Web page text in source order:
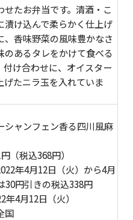
せたお弁当です。清酒・こ
漬け込んで柔らかく仕上げ
、香味野菜の風味豊かなさ
のあるタレをかけて食べる
付け合わせに、オイスター
げたニラ玉を入れていま
シャンフェン香る四川風麻
（税込368円）
年4月12日（火）から4月
30円引きの税込338円
年4月12日（火）
国